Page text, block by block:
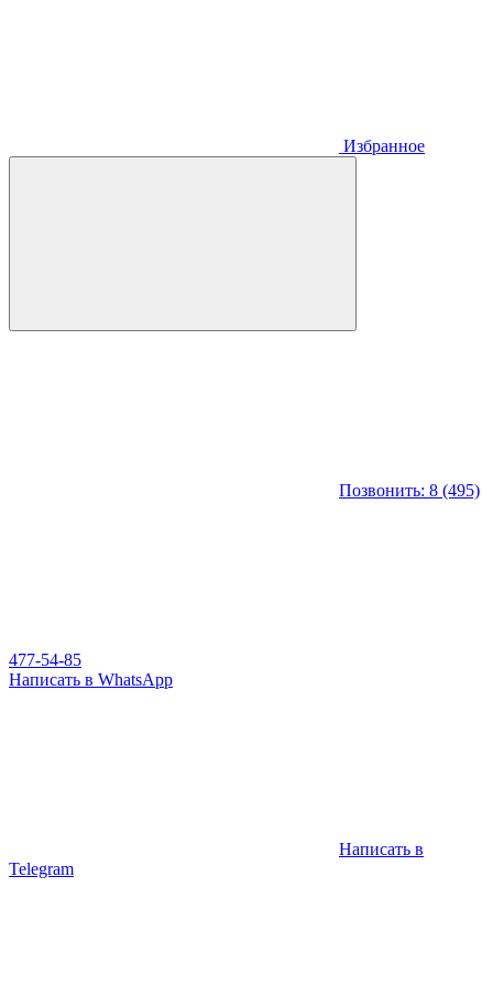
Избранное
Позвонить: 8 (495)
477-54-85
Написать в WhatsApp
Написать в
Telegram